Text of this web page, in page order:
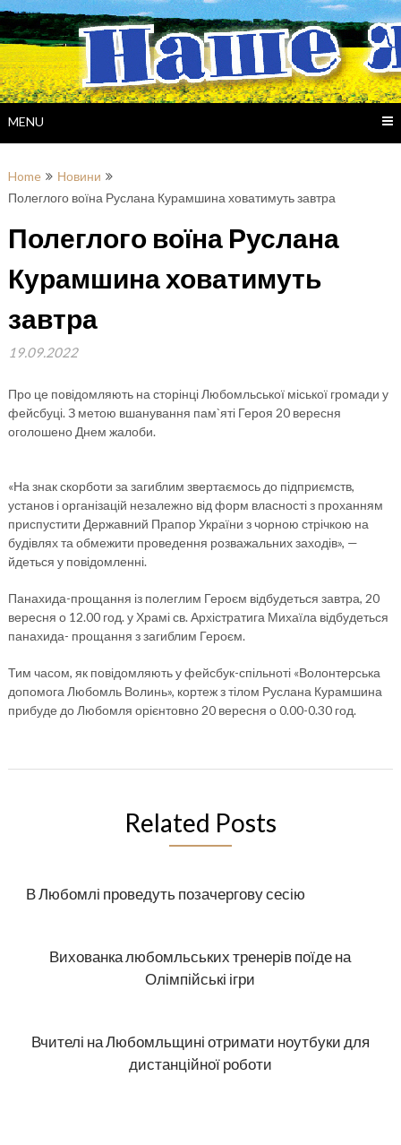
Skip
to
content
MENU
Home
Новини
Полеглого воїна Руслана Курамшина ховатимуть завтра
Полеглого воїна Руслана
Курамшина ховатимуть
завтра
19.09.2022
Про це повідомляють на сторінці Любомльської міської громади у
фейсбуці. З метою вшанування пам`яті Героя 20 вересня
оголошено Днем жалоби.
«На знак скорботи за загиблим звертаємось до підприємств,
установ і організацій незалежно від форм власності з проханням
приспустити Державний Прапор України з чорною стрічкою на
будівлях та обмежити проведення розважальних заходів», —
йдеться у повідомленні.
Панахида-прощання із полеглим Героєм відбудеться завтра, 20
вересня о 12.00 год. у Храмі св. Архістратига Михаїла відбудеться
панахида- прощання з загиблим Героєм.
Тим часом, як повідомляють у фейсбук-спільноті «Волонтерська
допомога Любомль Волинь», кортеж з тілом Руслана Курамшина
прибуде до Любомля орієнтовно 20 вересня о 0.00-0.30 год.
Related Posts
В Любомлі проведуть позачергову сесію
Вихованка любомльських тренерів поїде на
Олімпійські ігри
Вчителі на Любомльщині отримати ноутбуки для
дистанційної роботи